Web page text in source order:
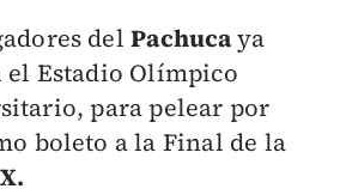
delPachucaya
el Estadio Olímpico
para pelear por
boleto a la Final de la